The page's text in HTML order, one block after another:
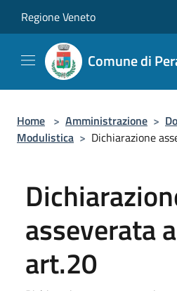
Regione Veneto
Comune di
Home > Amministrazione >
Modulistica > Dichiarazione
asseverata
art.20